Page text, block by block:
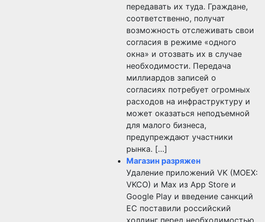
передавать их туда. Граждане,
соответственно, получат
возможность отслеживать свои
согласия в режиме «одного
окна» и отозвать их в случае
необходимости. Передача
миллиардов записей о
согласиях потребует огромных
расходов на инфраструктуру и
может оказаться неподъемной
для малого бизнеса,
предупреждают участники
рынка. […]
Магазин разряжен
Удаление приложений VK (MOEX:
VKCO) и Max из App Store и
Google Play и введение санкций
ЕС поставили российский
холдинг перед необходимостью